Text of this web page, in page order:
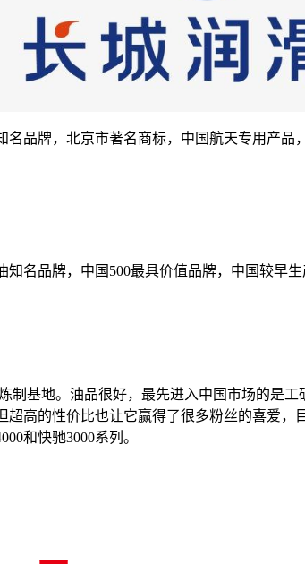
品牌，北京市著名商标，中国航天专用产
名品牌，中国500最具价值品牌，中国较早
制基地。油品很好，最先进入中国市场的是
高的性价比也让它赢得了很多粉丝的喜爱
和快驰3000系列。